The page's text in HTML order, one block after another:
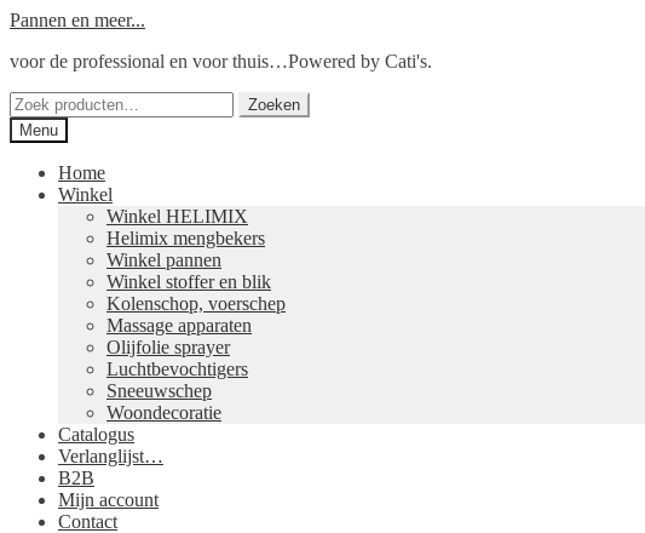
Ga
naar
Ga
de
Pannen en meer...
voor de professional en voor thuis…Powered by Cati's.
Zoeken
naar:
Zoeken
Menu
Home
Winkel
Winkel HELIMIX
Helimix mengbekers
Winkel pannen
Winkel stoffer en blik
Kolenschop, voerschep
Massage apparaten
Olijfolie sprayer
Luchtbevochtigers
Sneeuwschep
Woondecoratie
Catalogus
Verlanglijst…
B2B
Mijn account
Contact